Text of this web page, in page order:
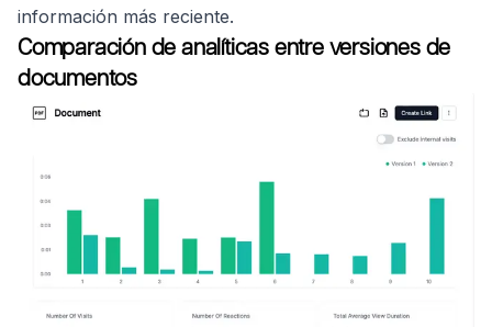
información más reciente.
Comparación de analíticas entre versiones de
documentos